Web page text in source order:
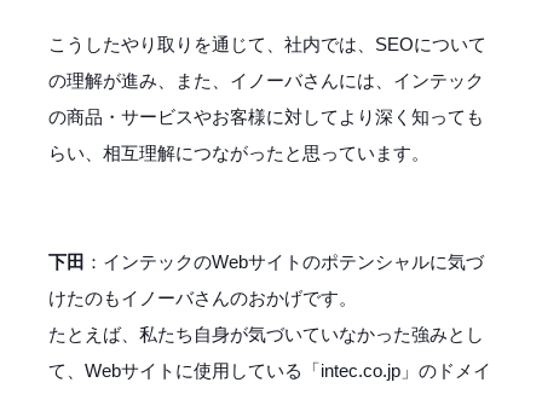
こうしたやり取りを通じて、社内では、SEOについて
の理解が進み、また、イノーバさんには、インテック
の商品・サービスやお客様に対してより深く知っても
らい、相互理解につながったと思っています。
下田 ：インテックのWebサイトのポテンシャルに気づ
けたのもイノーバさんのおかげです。
たとえば、私たち自身が気づいていなかった強みとし
て、Webサイトに使用している「intec.co.jp」のドメイ